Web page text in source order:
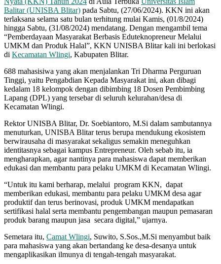
Balitar (UNISBA Blitar) pada Sabtu, (27/06/2024). KKN ini akan
terlaksana selama satu bulan terhitung mulai Kamis, (01/8/2024)
hingga Sabtu, (31/08/2024) mendatang. Dengan mengambil tema
“Pemberdayaan Masyarakat Berbasis Eduteknopreneur Melalui
UMKM dan Produk Halal”, KKN UNISBA Blitar kali ini berlokasi
di Kecamatan Wlingi, Kabupaten Blitar.
688 mahasisiwa yang akan menjalankan Tri Dharma Perguruan
Tinggi, yaitu Pengabdian Kepada Masyarakat ini, akan dibagi
kedalam 18 kelompok dengan dibimbing 18 Dosen Pembimbing
Lapang (DPL) yang tersebar di seluruh kelurahan/desa di
Kecamatan Wlingi.
Rektor UNISBA Blitar, Dr. Soebiantoro, M.Si dalam sambutannya
menuturkan, UNISBA Blitar terus berupa mendukung ekosistem
berwirausaha di masyarakat sekaligus semakin meneguhkan
identitasnya sebagai kampus Entrepreneur. Oleh sebab itu, ia
mengharapkan, agar nantinya para mahasiswa dapat memberikan
edukasi dan membantu para pelaku UMKM di Kecamatan Wlingi.
“Untuk itu kami berharap, melalui program KKN, dapat
memberikan edukasi, membantu para pelaku UMKM desa agar
produktif dan terus berinovasi, produk UMKM mendapatkan
sertifikasi halal serta membantu pengembangan maupun pemasaran
produk barang maupun jasa secara digital,” ujarnya.
Semetara itu, Camat Wlingi, Suwito, S.Sos.,M.Si menyambut baik
para mahasiswa yang akan bertandang ke desa-desanya untuk
mengaplikasikan ilmunya di tengah-tengah masyarakat.